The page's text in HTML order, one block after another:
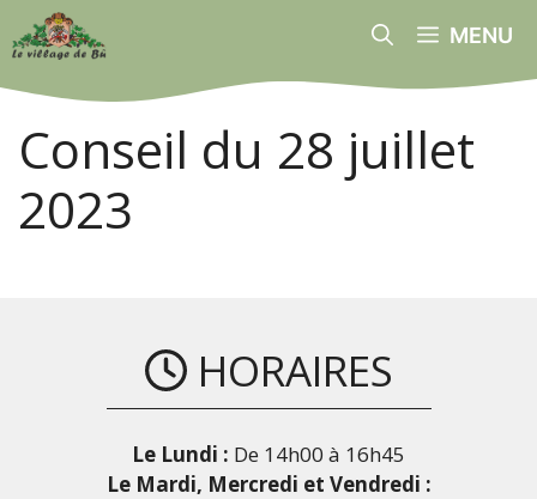
au
MENU
Conseil du 28 juillet
2023
HORAIRES
Le Lundi : De 14h00 à 16h45
Le Mardi, Mercredi et Vendredi :